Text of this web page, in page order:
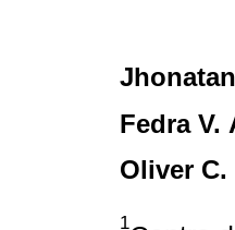
Fedra V.
Oliver C.
1